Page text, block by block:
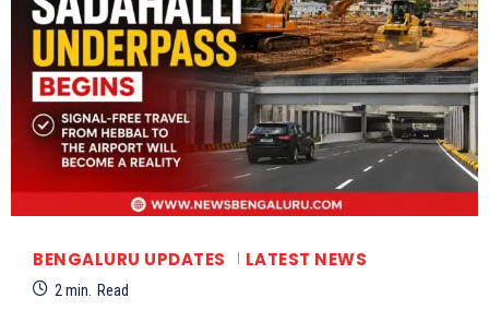
BENGALURU UPDATES LATEST NEWS
2min. Read